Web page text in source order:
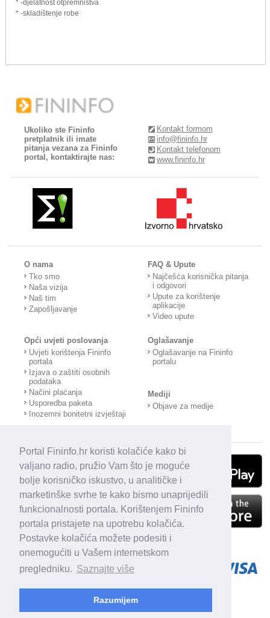
Portal Fininfo.hr koristi kolačiće kako bi
valjano radio, pružio Vam što je moguće
bolje korisničko iskustvo, u analitičke i
marketinške svrhe te kako bismo unaprijedili
funkcionalnosti portala. Korištenjem Fininfo
portala pristajete na upotrebu kolačića.
Postavke kolačića možete podesiti i
onemogućiti u Vašem internetskom
pregledniku. Saznajte više
Razumijem
* -djelatnost otpremništva
* -skladištenje robe
Ukoliko ste Fininfo
pretplatnik ili imate
pitanja vezana za Fininfo
portal, kontaktirajte nas:
Kontakt formom
info@fininfo.hr
Kontakt telefonom
www.fininfo.hr
O nama
Tko smo
Naša vizija
Naš tim
Zapošljavanje
FAQ & Upute
Najčešća korisnička pitanja
i odgovori
Upute za korištenje
aplikacije
Video upute
Opći uvjeti poslovanja
Uvjeti korištenja Fininfo
portala
Izjava o zaštiti osobnih
podataka
Načini plaćanja
Usporedba paketa
Inozemni bonitetni izvještaji
Oglašavanje
Oglašavanje na Fininfo
portalu
Mediji
Objave za medije